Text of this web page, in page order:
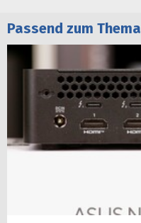
Passend zum Thema